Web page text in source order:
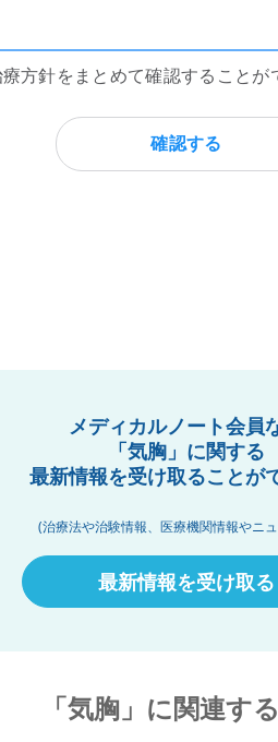
方針をまとめて確認することが
確認する
メディカルノート会員
「気胸」に関する
最新情報を受け取ることが
(治療法や治験情報、医療機関情報やニ
最新情報を受け取る
「気胸」に関連す